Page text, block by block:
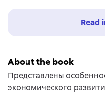
Read
About the book
Представлены
экономического